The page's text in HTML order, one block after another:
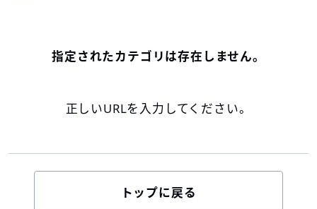
指定されたカテゴリは存在しません。
正しいURLを入力してください。
トップに戻る